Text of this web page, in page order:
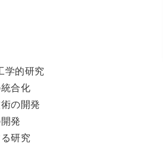
学的研究
合化
の開発
発
研究